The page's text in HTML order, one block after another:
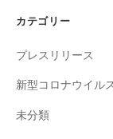
カテゴリー
プレスリリース
新型コロナウイル
未分類